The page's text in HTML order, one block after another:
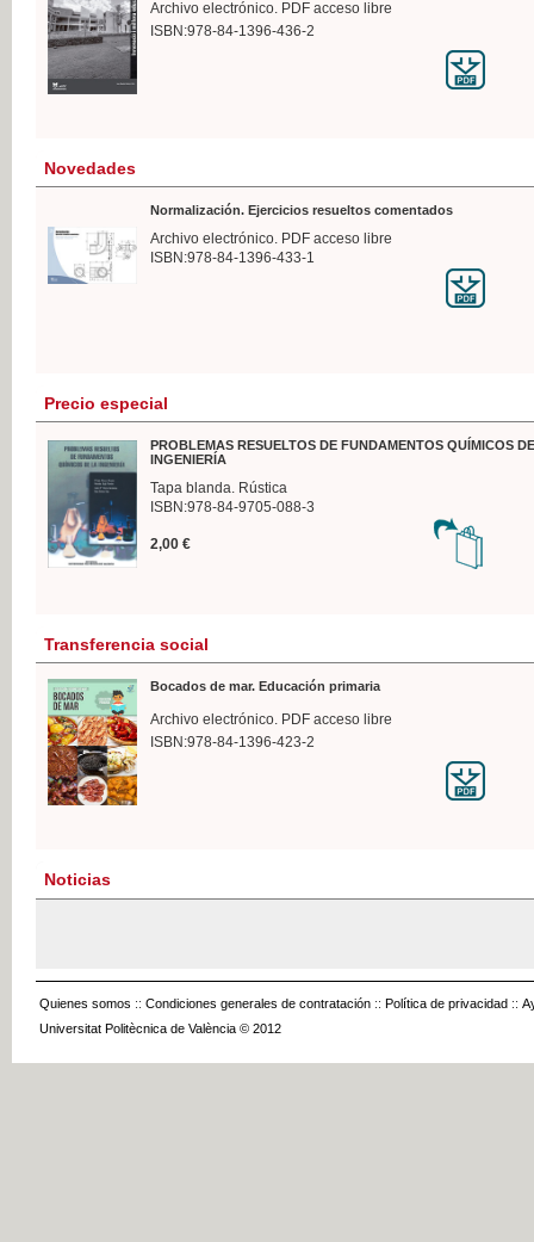
Archivo electrónico. PDF acceso libre
ISBN:978-84-1396-436-2
Novedades
Normalización. Ejercicios resueltos comentados
Archivo electrónico. PDF acceso libre
ISBN:978-84-1396-433-1
Precio especial
PROBLEMAS RESUELTOS DE FUNDAMENTOS QUÍMICOS
INGENIERÍA
Tapa blanda. Rústica
ISBN:978-84-9705-088-3
2,00 €
Transferencia social
Bocados de mar. Educación primaria
Archivo electrónico. PDF acceso libre
ISBN:978-84-1396-423-2
Noticias
Quienes somos :: Condiciones generales de contratación :: Política de privacidad ::
Universitat Politècnica de València © 2012